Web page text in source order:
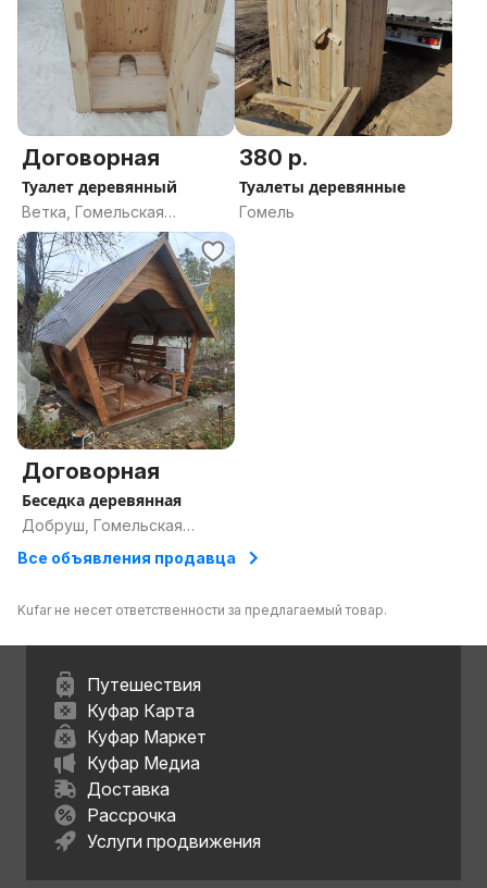
Договорная
Туалет деревянный
Ветка, Гомельская
область
380 р.
Туалеты деревянные
Гомель
Договорная
Беседка деревянная
Добруш, Гомельская
Все объявления продавца
Kufar не несет ответственности за предлагаемый товар.
Путешествия
Куфар Карта
Куфар Маркет
Куфар Медиа
Доставка
Рассрочка
Услуги продвижения